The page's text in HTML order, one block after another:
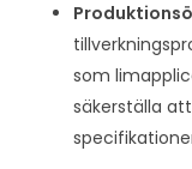
som
säkerställa